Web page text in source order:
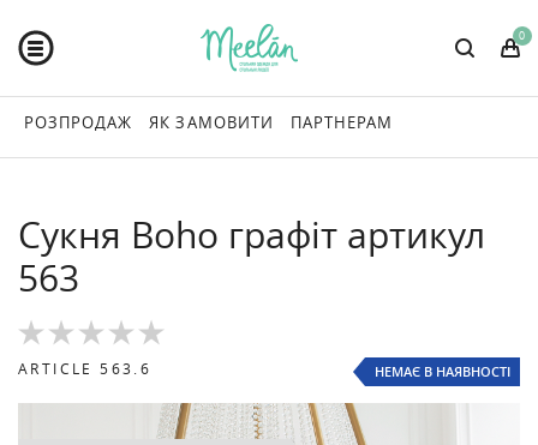
0
РОЗПРОДАЖ ЯК ЗАМОВИТИ ПАРТНЕРАМ
Сукня Boho графіт артикул
563
ARTICLE 563.6 НЕМАЄ В НАЯВНОСТІ